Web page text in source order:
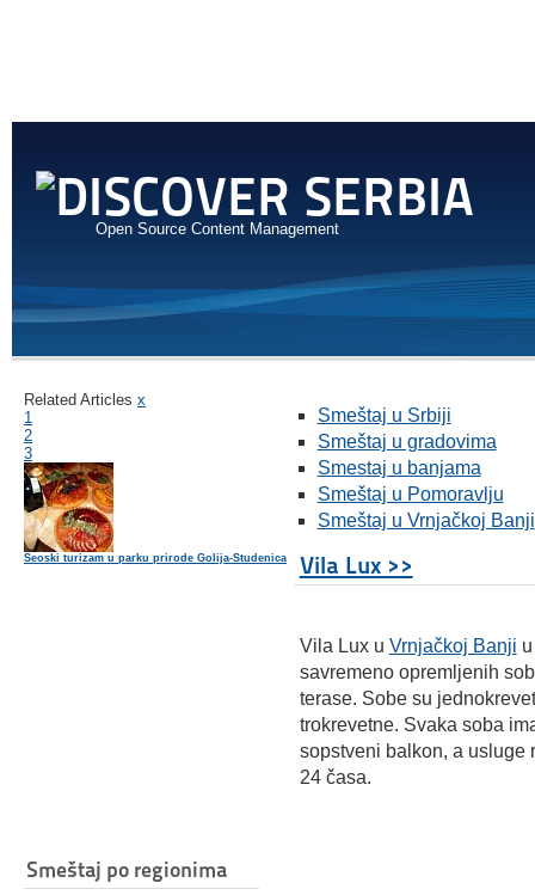
Open Source Content Management
Related Articles x
1
2
3
Seoski turizam u parku prirode Golija-Studenica
Smeštaj po regionima
Smeštaj u Srbiji
Smeštaj u gradovima
Smestaj u banjama
Smeštaj u Pomoravlju
Smeštaj u Vrnjačkoj Banji
Vila Lux >>
Vila Lux u Vrnjačkoj Banji
savremeno opremljenih
terase. Sobe su
trokrevetne. Svaka soba
sopstveni balkon, a usluge
24 časa.